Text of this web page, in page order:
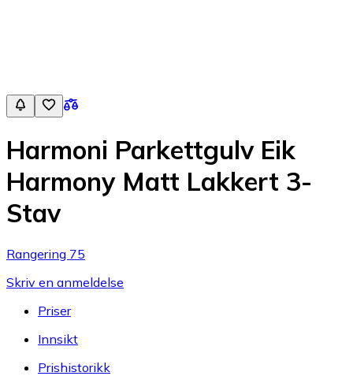
Harmoni Parkettgulv Eik
Harmony Matt Lakkert 3-
Stav
Rangering 75
Skriv en anmeldelse
Priser
Innsikt
Prishistorikk